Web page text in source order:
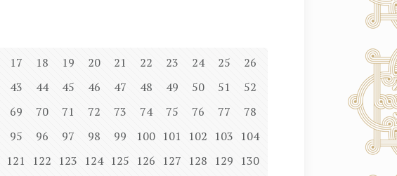
17 18 19 20 21 22 23 24 25
26
43 44 45 46 47 48 49 50 51
52
69 70 71 72 73 74 75 76 77
78
95 96 97 98 99 100 101 102 103 104
121 122 123 124 125 126 127 128 129 130